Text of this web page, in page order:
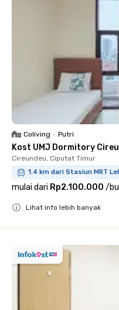
Coliving • Putri
Kost UMJ Dormitory
Cireundeu, Ciputat Timur
1.4 km dari Stasiun MRT
mulai dari Rp2.100.000 /
Lihat info lebih banyak